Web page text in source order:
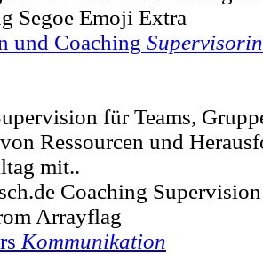
Segoe Emoji Extra
und Coaching
für Teams,
Ressourcen und
mit..
Coaching
Arrayflag
Kommunikation